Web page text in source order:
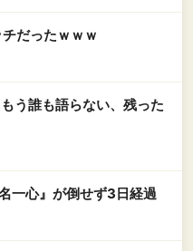
だったｗｗｗ
う誰も語らない、残った
一心』が倒せず3日経過